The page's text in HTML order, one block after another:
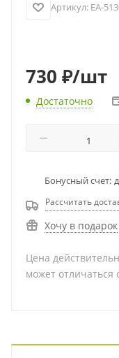
Артикул: EA-
730 ₽/шт
Достаточно
Бонусный счет:
Рассчитать
Хочу в подарок
Цена
может отличаться